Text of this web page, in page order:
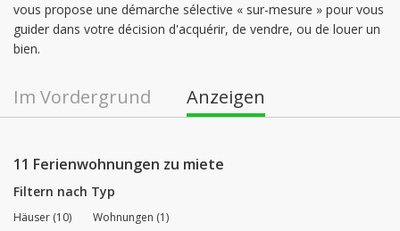
vous propose une démarche sélective « sur-mesure » pour vous
guider dans votre décision d'acquérir, de vendre, ou de louer un
bien.
Im Vordergrund Anzeigen
11 Ferienwohnungen zu miete
Filtern nach Typ
Häuser (10) Wohnungen (1)